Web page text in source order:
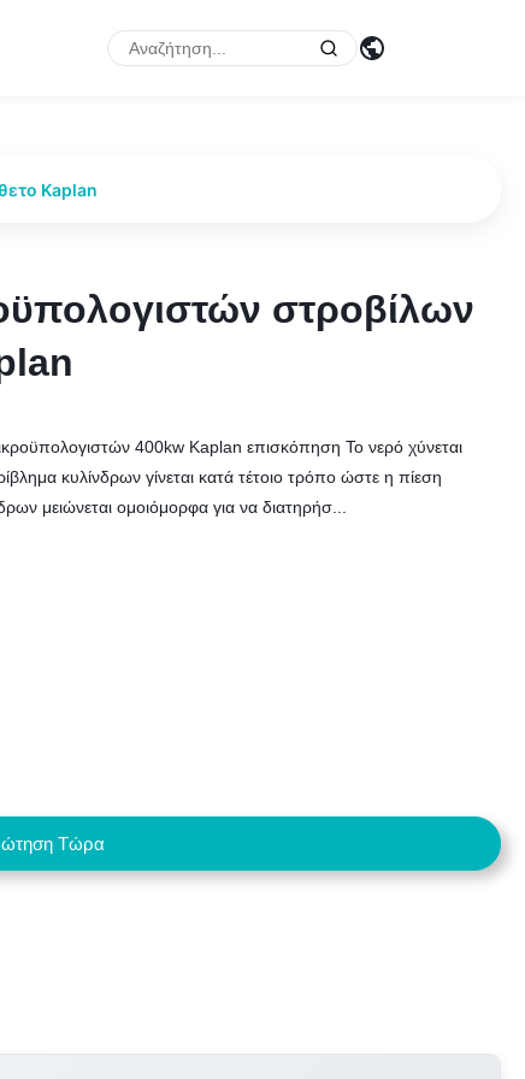
Kaplan
στροβίλων
στροβίλων
400kw Kaplan επισκόπηση Το νερό χύνεται
κυλίνδρων γίνεται κατά τέτοιο τρόπο ώστε η πίεση
μειώνεται ομοιόμορφα για να διατηρήσ...
Τώρα